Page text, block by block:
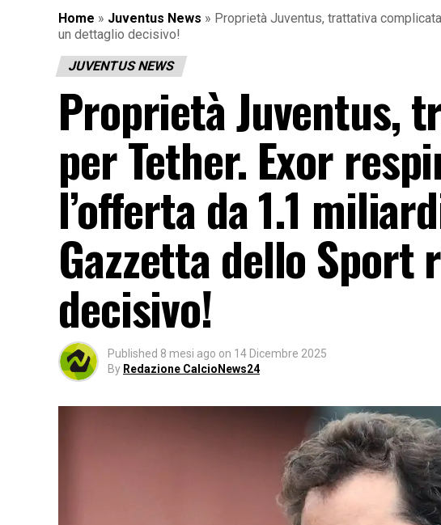
Home » Juventus News » Proprietà Juventus, trattativa
un dettaglio decisivo!
JUVENTUS NEWS
Proprietà Juventus,
per Tether. Exor
l’offerta da 1.1
Gazzetta dello
decisivo!
Published 8 mesi ago on 14 Dicembre 2025
By Redazione CalcioNews24